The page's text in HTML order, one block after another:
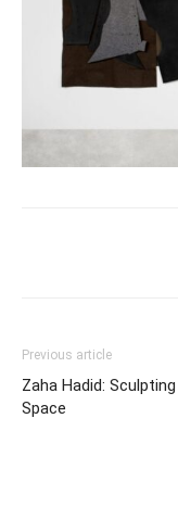
Previous article
Zaha Hadid:
Space